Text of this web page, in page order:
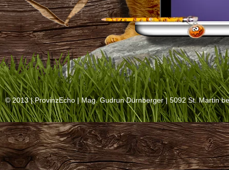
© 2013 |ProvinzEcho | Mag. Gudrun Dürnberger | 5092 St. Martin